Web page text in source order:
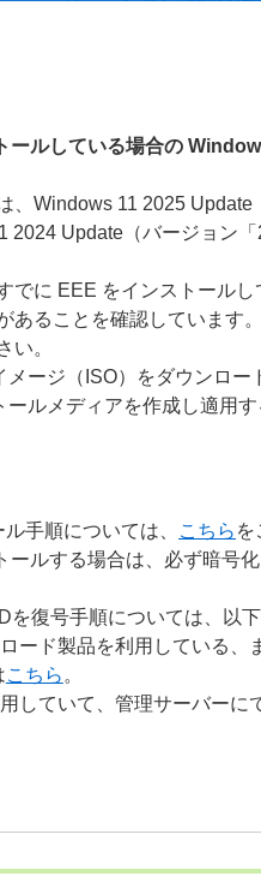
ールしている場合の
、Windows 11 2025
2024 Update（バージョン
でに EEE をインストール
あることを確認しています
い。
メージ（ISO）をダウンロ
ールメディアを作成し適用
手順については、 こちら を
ルする場合は、必ず暗号
を復号手順については、以
ード製品を利用している
こちら 。
していて、管理サーバー